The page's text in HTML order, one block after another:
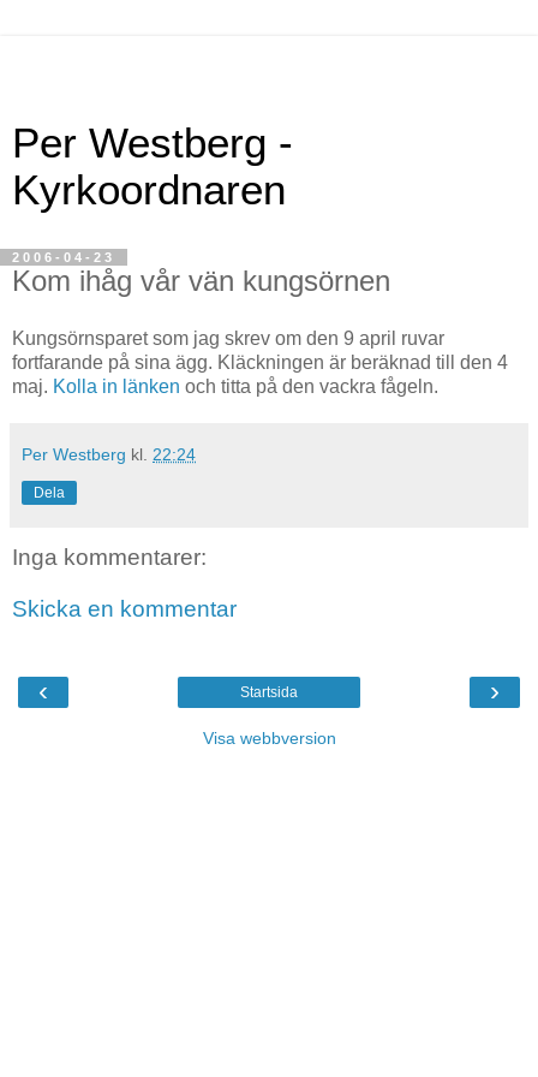
Per Westberg -
Kyrkoordnaren
2006-04-23
Kom ihåg vår vän kungsörnen
Kungsörnsparet som jag skrev om den 9 april ruvar
fortfarande på sina ägg. Kläckningen är beräknad till den 4
maj. Kolla in länken och titta på den vackra fågeln.
Per Westberg kl. 22:24
Dela
Inga kommentarer:
Skicka en kommentar
‹ ›
Startsida
Visa webbversion